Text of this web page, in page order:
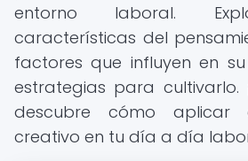
entorno laboral.
características del
factores que influyen en
estrategias para cultivarlo.
descubre cómo aplicar
creativo en tu día a día